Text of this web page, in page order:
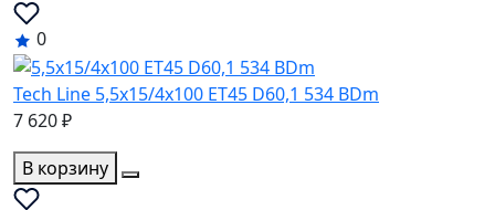
0
Tech Line 5,5x15/4x100 ET45 D60,1 534 BDm
7 620 ₽
В корзину